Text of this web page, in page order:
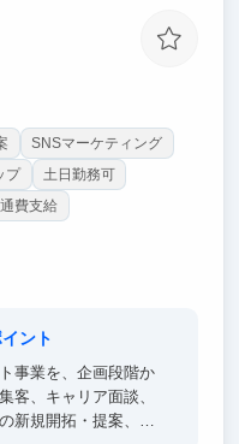
SNSマーケティング
プ
土日勤務可
費支給
ント
事業を、企画段階か
客、キャリア面談、
新規開拓・提案、数